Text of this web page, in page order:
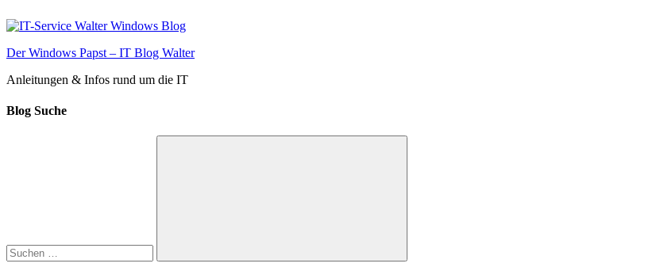
Inhalt
Der Windows Papst – IT Blog Walter
Anleitungen & Infos rund um die IT
Blog Suche
Suchen